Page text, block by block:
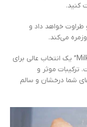
کنید.
طراوت خواهد داد و
می‌کند.
در نهایت، شامپو بیومونتی مدل “Milk Therapy” یک انتخاب عالی برای
ترکیبات موثر و
شما درخشان و سالم